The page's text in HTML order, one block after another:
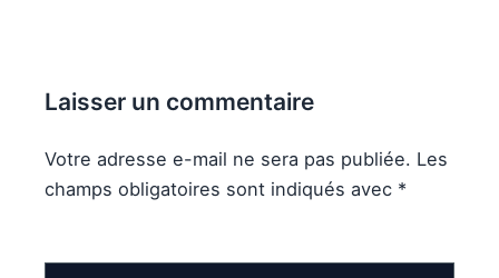
Laisser un commentaire
Votre adresse e-mail ne sera pas publiée. Les
champs obligatoires sont indiqués avec *